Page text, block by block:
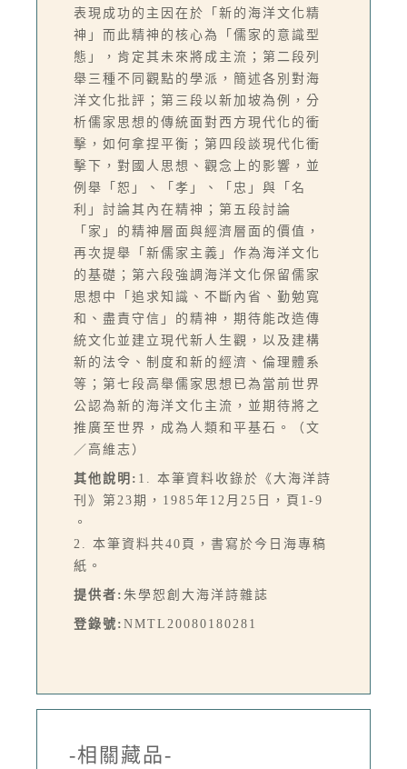
表現成功的主因在於「新的海洋文化精
神」而此精神的核心為「儒家的意識型
態」，肯定其未來將成主流；第二段列
舉三種不同觀點的學派，簡述各別對海
洋文化批評；第三段以新加坡為例，分
析儒家思想的傳統面對西方現代化的衝
擊，如何拿捏平衡；第四段談現代化衝
擊下，對國人思想、觀念上的影響，並
例舉「恕」、「孝」、「忠」與「名
利」討論其內在精神；第五段討論
「家」的精神層面與經濟層面的價值，
再次提舉「新儒家主義」作為海洋文化
的基礎；第六段強調海洋文化保留儒家
思想中「追求知識、不斷內省、勤勉寬
和、盡責守信」的精神，期待能改造傳
統文化並建立現代新人生觀，以及建構
新的法令、制度和新的經濟、倫理體系
等；第七段高舉儒家思想已為當前世界
公認為新的海洋文化主流，並期待將之
推廣至世界，成為人類和平基石。（文
／高維志）
其他說明: 1. 本筆資料收錄於《大海洋詩
刊》第23期，1985年12月25日，頁1-9
。
2. 本筆資料共40頁，書寫於今日海專稿
紙。
提供者: 朱學恕創大海洋詩雜誌
登錄號: NMTL20080180281
-相關藏品-